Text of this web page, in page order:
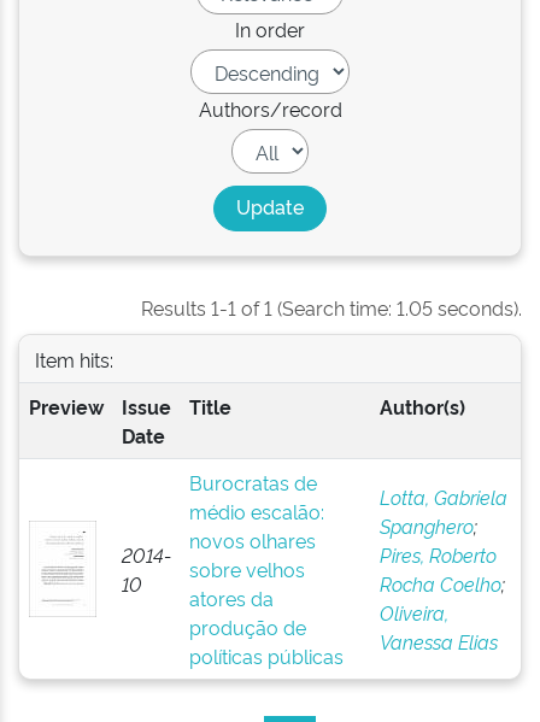
In order
Authors/record
Results 1-1 of 1 (Search time: 1.05 seconds).
Item hits:
Preview
Issue
Date
Title Author(s)
2014-
10
Burocratas de
médio escalão:
novos olhares
sobre velhos
atores da
produção de
políticas públicas
Lotta, Gabriela
Spanghero;
Pires, Roberto
Rocha Coelho;
Oliveira,
Vanessa Elias